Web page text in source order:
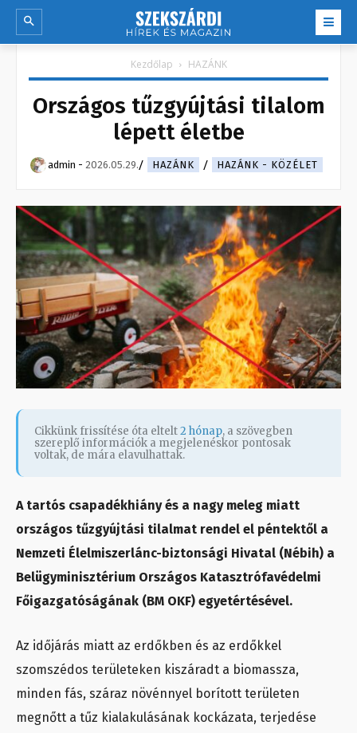
Kezdőlap HAZÁNK
Országos tűzgyújtási tilalom
lépett életbe
admin - 2026.05.29. HAZÁNK HAZÁNK - KÖZÉLET
Cikkünk frissítése óta eltelt2 hónap, a szövegben
szereplő információk a megjelenéskor pontosak
voltak, de mára elavulhattak.
A tartós csapadékhiány és a nagy meleg miatt
országos tűzgyújtási tilalmat rendel el péntektől a
Nemzeti Élelmiszerlánc-biztonsági Hivatal (Nébih) a
Belügyminisztérium Országos Katasztrófavédelmi
Főigazgatóságának (BM OKF) egyetértésével.
Az időjárás miatt az erdőkben és az erdőkkel
szomszédos területeken kiszáradt a biomassza,
minden fás, száraz növénnyel borított területen
megnőtt a tűz kialakulásának kockázata, terjedése